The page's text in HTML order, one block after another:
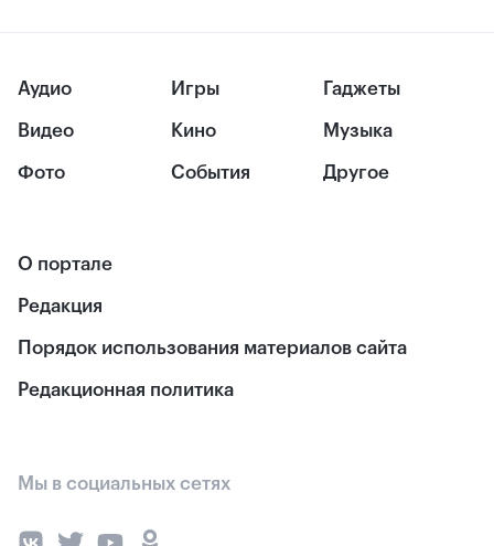
Аудио
Видео
Фото
Игры
Кино
События
Гаджеты
Музыка
Другое
О портале
Редакция
Порядок использования материалов сайта
Редакционная политика
Мы в социальных сетях